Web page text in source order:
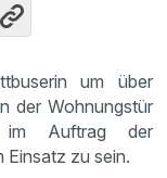
um über
der Wohnungstür
Auftrag der
Einsatz zu sein.